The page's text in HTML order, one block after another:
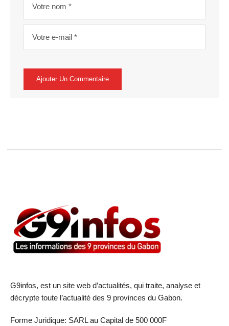
G9infos, est un site web d’actualités, qui traite, analyse et
décrypte toute l’actualité des 9 provinces du Gabon.
Forme Juridique: SARL au Capital de 500 000F